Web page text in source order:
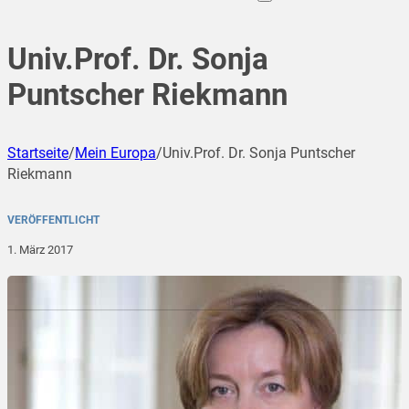
Univ.Prof. Dr. Sonja
Puntscher Riekmann
Startseite/Mein Europa/Univ.Prof. Dr. Sonja Puntscher
Riekmann
VERÖFFENTLICHT
1. März 2017